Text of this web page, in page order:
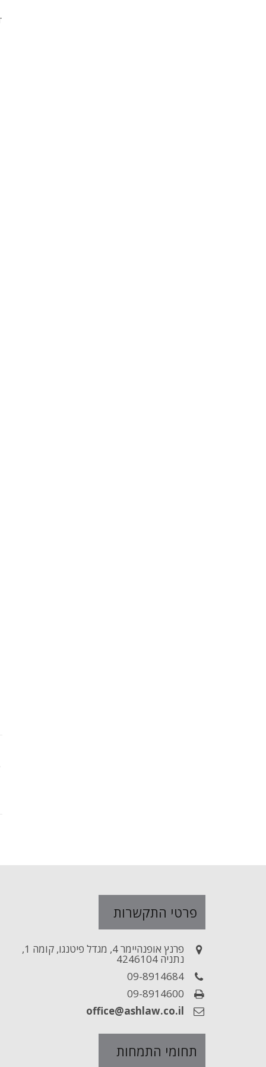
פרטי התקשרות
פרנץ אופנהיימר 4, מגדל פיטנגו, קומה 1,
נתניה 4246104
09-8914684
09-8914600
office@ashlaw.co.il
תחומי התמחות